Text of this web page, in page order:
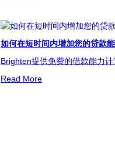
如何在短时间内增加您的贷款
Brighten提供免费的借款能力
Read More